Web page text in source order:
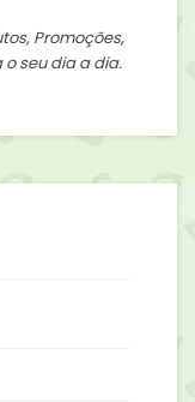
Promoções,
seu dia a dia.